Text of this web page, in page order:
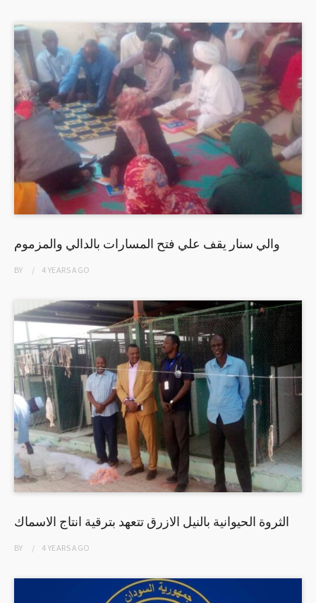
والي سنار يقف علي فتح المسارات بالدالي والمزموم
BY 4 YEARSAGO
الثروة الحيوانية بالنيل الازرق تتعهد بترقية انتاج الاسماك
BY 4 YEARSAGO